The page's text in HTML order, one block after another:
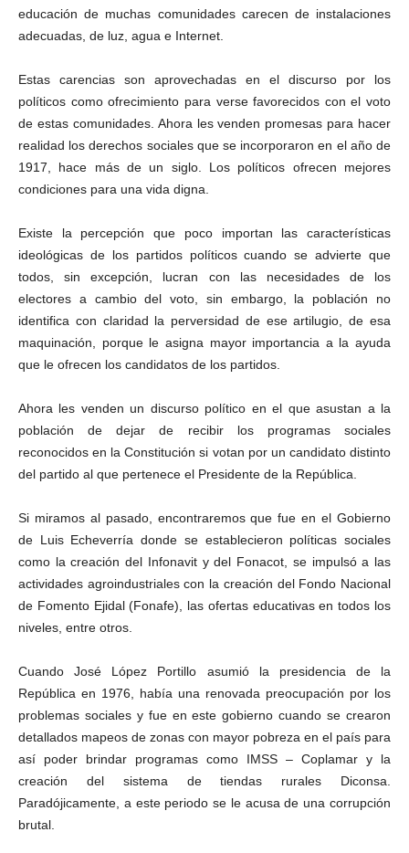
educación de muchas comunidades carecen de instalaciones
adecuadas, de luz, agua e Internet.
Estas carencias son aprovechadas en el discurso por los
políticos como ofrecimiento para verse favorecidos con el voto
de estas comunidades. Ahora les venden promesas para hacer
realidad los derechos sociales que se incorporaron en el año de
1917, hace más de un siglo. Los políticos ofrecen mejores
condiciones para una vida digna.
Existe la percepción que poco importan las características
ideológicas de los partidos políticos cuando se advierte que
todos, sin excepción, lucran con las necesidades de los
electores a cambio del voto, sin embargo, la población no
identifica con claridad la perversidad de ese artilugio, de esa
maquinación, porque le asigna mayor importancia a la ayuda
que le ofrecen los candidatos de los partidos.
Ahora les venden un discurso político en el que asustan a la
población de dejar de recibir los programas sociales
reconocidos en la Constitución si votan por un candidato distinto
del partido al que pertenece el Presidente de la República.
Si miramos al pasado, encontraremos que fue en el Gobierno
de Luis Echeverría donde se establecieron políticas sociales
como la creación del Infonavit y del Fonacot, se impulsó a las
actividades agroindustriales con la creación del Fondo Nacional
de Fomento Ejidal (Fonafe), las ofertas educativas en todos los
niveles, entre otros.
Cuando José López Portillo asumió la presidencia de la
República en 1976, había una renovada preocupación por los
problemas sociales y fue en este gobierno cuando se crearon
detallados mapeos de zonas con mayor pobreza en el país para
así poder brindar programas como IMSS – Coplamar y la
creación del sistema de tiendas rurales Diconsa.
Paradójicamente, a este periodo se le acusa de una corrupción
brutal.